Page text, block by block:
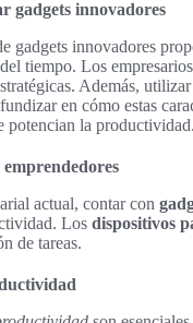
gadgets innovadores
gadgets innovadores
tiempo. Los
Además,
en cómo estas
potencian la productividad.
actual, contar con
Los dispositivos
de tareas.